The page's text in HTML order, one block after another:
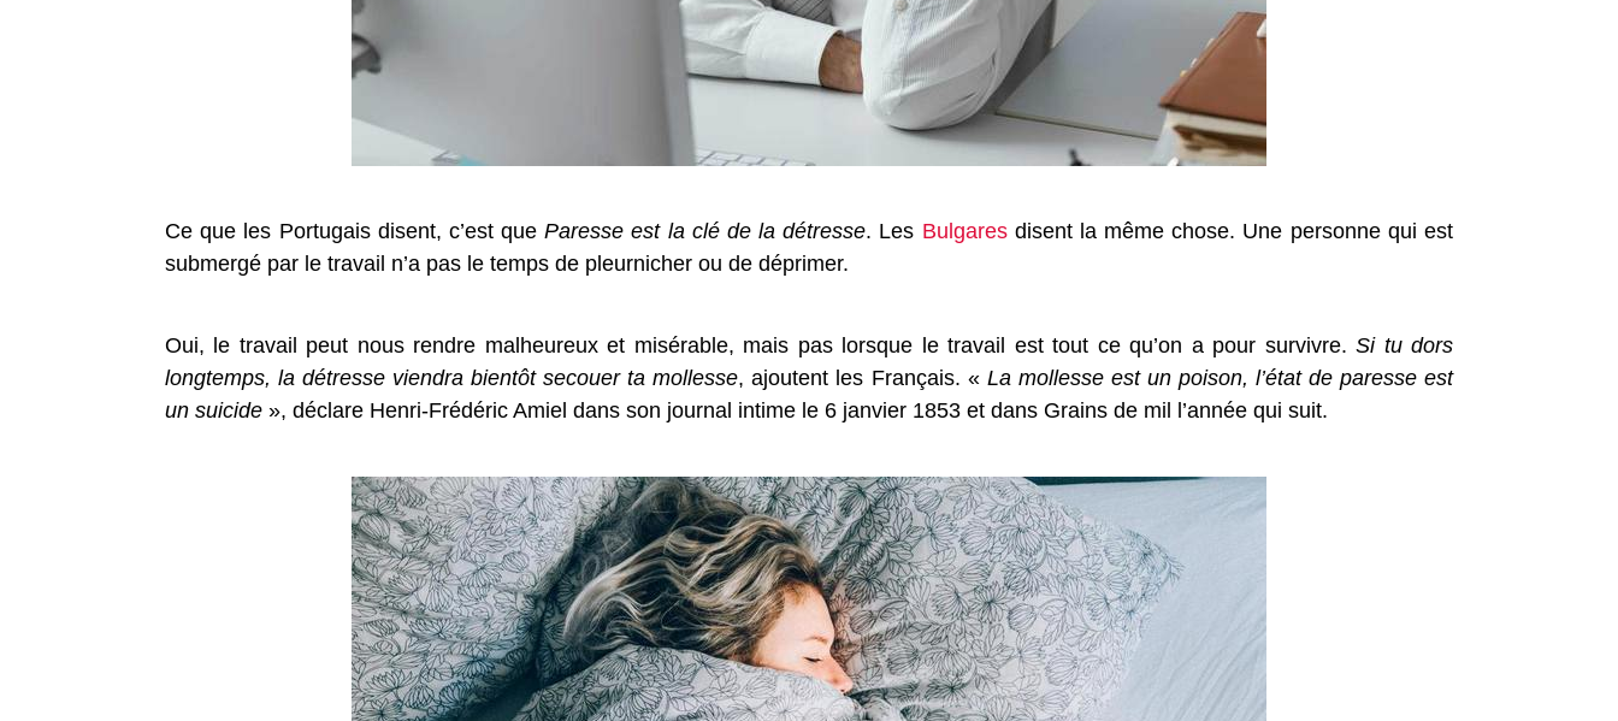
Ce que les Portugais disent, c’est queParesse est la clé de la détresse. Les Bulgaresdisent la même chose. Une personne qui est
submergé par le travail n’a pas le temps de pleurnicher ou de déprimer.
Oui, le travail peut nous rendre malheureux et misérable, mais pas lorsque le travail est tout ce qu’on a pour survivre.Si tu dors
longtemps, la détresse viendra bientôt secouer ta mollesse, ajoutent les Français. « La mollesse est un poison, l’état de paresse est
un suicide », déclare Henri-Frédéric Amiel dans son journal intime le 6 janvier 1853 et dans Grains de mil l’année qui suit.